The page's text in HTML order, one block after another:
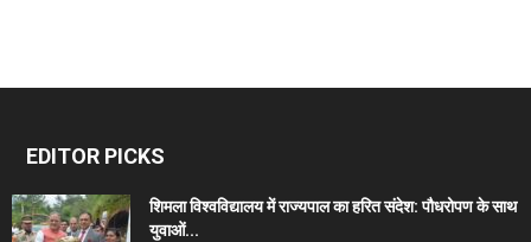
EDITOR PICKS
शिमला विश्वविद्यालय में राज्यपाल का हरित संदेश: पौधरोपण के साथ
युवाओं...